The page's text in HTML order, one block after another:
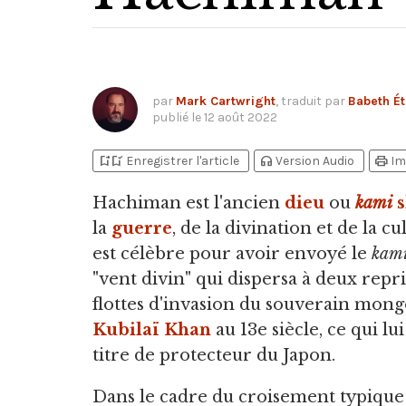
par Mark Cartwright, traduit par Babeth
publié le12 août 2022
bookmark_addbookmark_added Enregistrer l'article headphones Version Audio print
Hachiman est l'ancien dieu ou kami
la guerre, de la divination et de la
est célèbre pour avoir envoyé le
"vent divin" qui dispersa à deux
flottes d'invasion du souverain
Kubilaï Khan au 13e siècle, ce qui
titre de protecteur du Japon.
Dans le cadre du croisement